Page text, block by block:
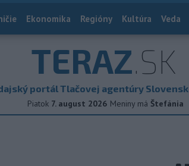
Ekonomika Regióny Kultúra Veda
TERAZ.SK
portál Tlačovej agentúry
Piatok 7. august 2026 Meniny má Štefánia